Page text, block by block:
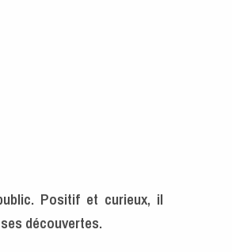
Positif et curieux, il
découvertes.